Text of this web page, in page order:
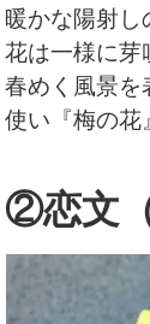
暖かな陽射
花は一様に芽
春めく風景を
使い『梅の花
②恋文